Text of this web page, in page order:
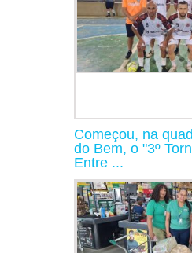
Começou, na
do Bem, o "3º
Entre ...